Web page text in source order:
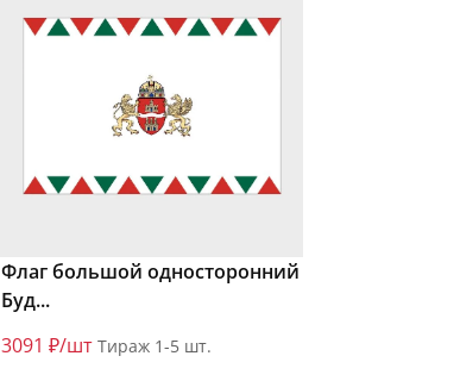
Флаг большой односторонний
Буд...
3091 ₽/шт Тираж 1-5 шт.